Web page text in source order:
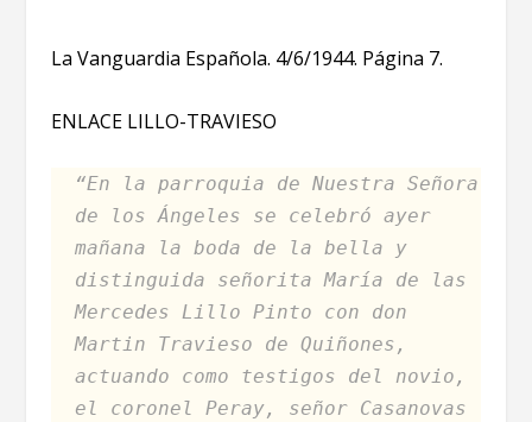
La Vanguardia Española. 4/6/1944. Página 7.
ENLACE LILLO-TRAVIESO
“En la parroquia de Nuestra Señora
de los Ángeles se celebró ayer
mañana la boda de la bella y
distinguida señorita María de las
Mercedes Lillo Pinto con don
Martin Travieso de Quiñones,
actuando como testigos del novio,
el coronel Peray, señor Casanovas